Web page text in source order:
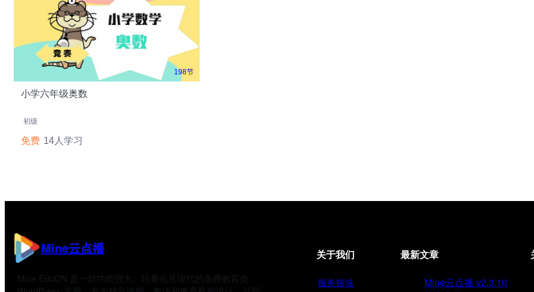
198节
小学六年级奥数
初级
免费 14人学习
Mine云点播
Mine EduCN 是一款功能强大、轻量化且现代的免费教育类
关于我们
服务领域
最新文章
Mine云点播 v2.3.10